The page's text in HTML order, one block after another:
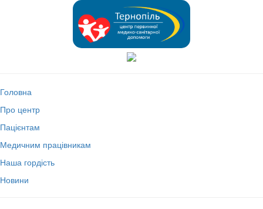
Головна
Про центр
Пацієнтам
Медичним працівникам
Наша гордість
Новини